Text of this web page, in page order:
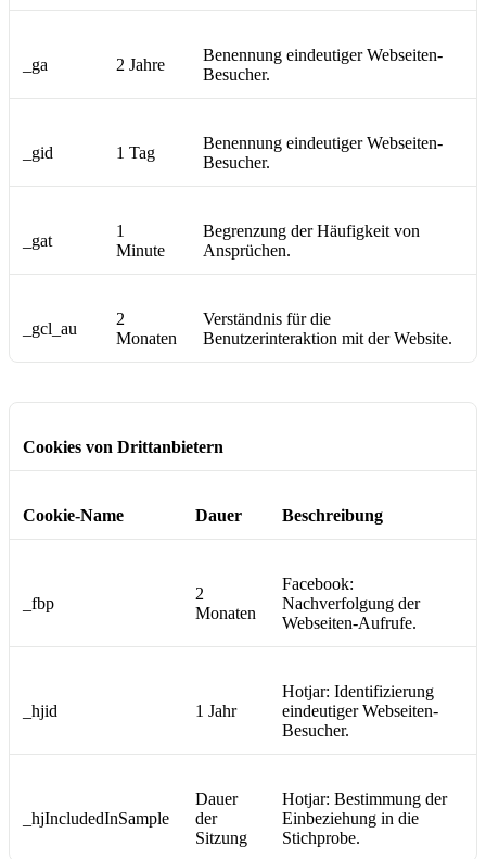
_ga 2 Jahre
Benennung eindeutiger Webseiten-
Besucher.
_gid 1 Tag
Benennung eindeutiger Webseiten-
Besucher.
_gat
1
Minute
Begrenzung der Häufigkeit von
Ansprüchen.
_gcl_au
2
Monaten
Verständnis für die
Benutzerinteraktion mit der Website.
Cookies von Drittanbietern
Cookie-Name Dauer Beschreibung
_fbp
2
Monaten
Facebook:
Nachverfolgung der
Webseiten-Aufrufe.
_hjid 1 Jahr
Hotjar: Identifizierung
eindeutiger Webseiten-
Besucher.
_hjIncludedInSample
Dauer
der
Sitzung
Hotjar: Bestimmung der
Einbeziehung in die
Stichprobe.